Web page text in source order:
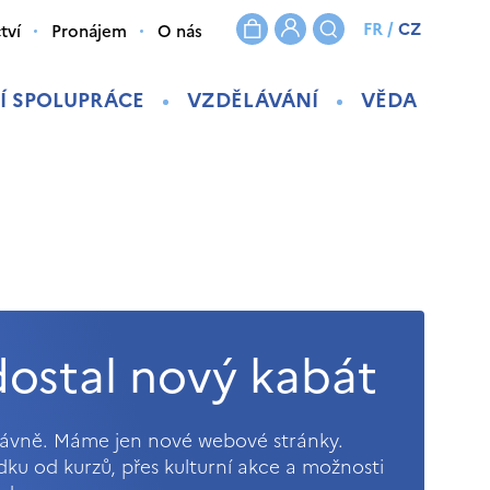
SPOLUPRÁCE VZDĚLÁVÁNÍ VĚDA
Pronájem O nás FR/CZ
nový kabát
Máme jen nové webové stránky.
od kurzů, přes kulturní akce a možnosti